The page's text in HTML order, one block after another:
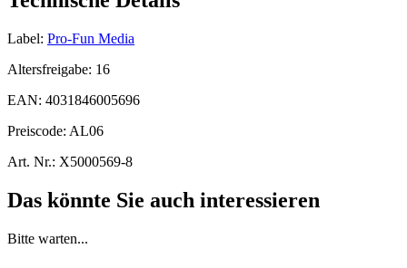
Label: Pro-Fun Media
Altersfreigabe: 16
EAN: 4031846005696
Preiscode: AL06
Art. Nr.: X5000569-8
Das könnte Sie auch interessieren
Bitte warten...